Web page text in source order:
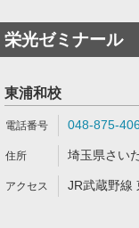
栄光ゼミナール
東浦和校
048-875-
埼玉県さい
JR武蔵野線